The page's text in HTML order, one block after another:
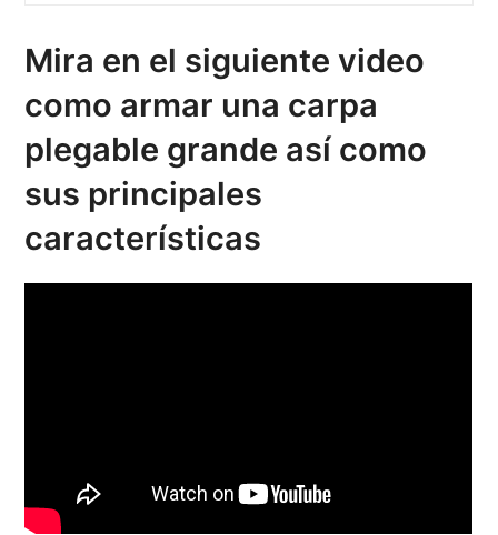
Mira en el siguiente video
como armar una carpa
plegable grande así como
sus principales
características